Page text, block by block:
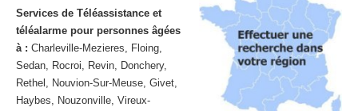
Services de Téléassistance et
téléalarme pour personnes âgées
à : Charleville-Mezieres, Floing,
Sedan, Rocroi, Revin, Donchery,
Rethel, Nouvion-Sur-Meuse, Givet,
Haybes, Nouzonville, Vireux-